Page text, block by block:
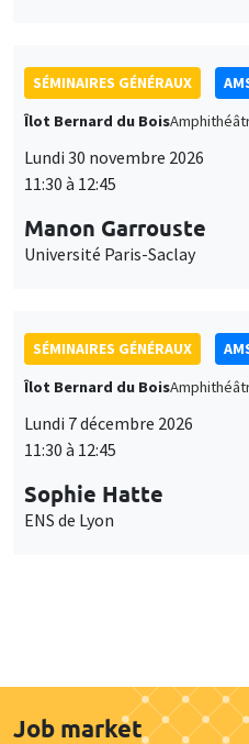
SÉMINAIRES GÉNÉRAUX
Îlot Bernard du Bois
Lundi 30 novembre 2026
11:30 à 12:45
Manon Garrouste
Université Paris-Saclay
SÉMINAIRES GÉNÉRAUX
Îlot Bernard du Bois
Lundi 7 décembre 2026
11:30 à 12:45
Sophie Hatte
ENS de Lyon
Job market